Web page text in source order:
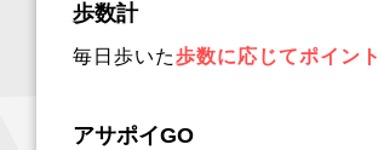
歩数計
毎日歩いた歩数に応じてポイント
アサポイGO